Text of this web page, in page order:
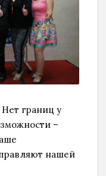
границ у
–
нашей